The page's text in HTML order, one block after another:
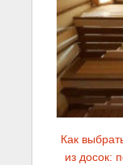
Как
из досок: